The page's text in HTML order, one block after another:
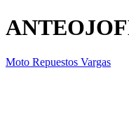
Moto Repuestos Vargas